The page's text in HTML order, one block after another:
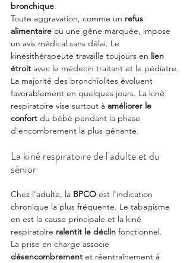
bronchique.
Toute aggravation, comme un refus
alimentaire ou une gêne marquée, impose
un avis médical sans délai. Le
kinésithérapeute travaille toujours en lien
étroit avec le médecin traitant et le pédiatre.
La majorité des bronchiolites évoluent
favorablement en quelques jours. La kiné
respiratoire vise surtout à améliorer le
confort du bébé pendant la phase
d'encombrement la plus gênante.
La kiné respiratoire de l'adulte et du
sénior
Chez l'adulte, la BPCO est l'indication
chronique la plus fréquente. Le tabagisme
en est la cause principale et la kiné
respiratoire ralentit le déclin fonctionnel.
La prise en charge associe
désencombrement et réentraînement à